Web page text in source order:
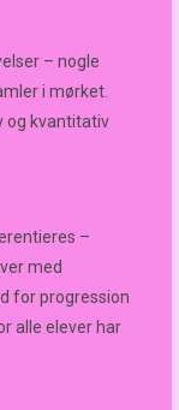
– nogle
i mørket.
og kvantitativ
–
med
for progression
alle elever har